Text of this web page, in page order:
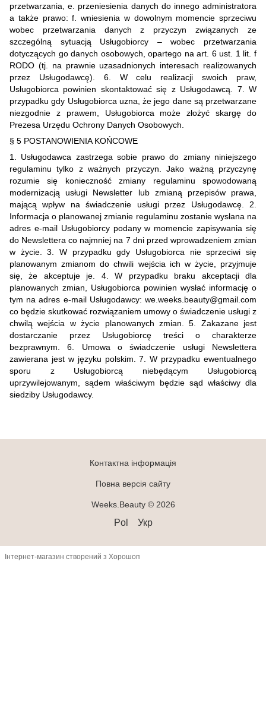
przetwarzania, e. przeniesienia danych do innego administratora
a także prawo: f. wniesienia w dowolnym momencie sprzeciwu
wobec przetwarzania danych z przyczyn związanych ze
szczególną sytuacją Usługobiorcy – wobec przetwarzania
dotyczących go danych osobowych, opartego na art. 6 ust. 1 lit. f
RODO (tj. na prawnie uzasadnionych interesach realizowanych
przez Usługodawcę). 6. W celu realizacji swoich praw,
Usługobiorca powinien skontaktować się z Usługodawcą. 7. W
przypadku gdy Usługobiorca uzna, że jego dane są przetwarzane
niezgodnie z prawem, Usługobiorca może złożyć skargę do
Prezesa Urzędu Ochrony Danych Osobowych.
§ 5 POSTANOWIENIA KOŃCOWE
1. Usługodawca zastrzega sobie prawo do zmiany niniejszego
regulaminu tylko z ważnych przyczyn. Jako ważną przyczynę
rozumie się konieczność zmiany regulaminu spowodowaną
modernizacją usługi Newsletter lub zmianą przepisów prawa,
mającą wpływ na świadczenie usługi przez Usługodawcę. 2.
Informacja o planowanej zmianie regulaminu zostanie wysłana na
adres e-mail Usługobiorcy podany w momencie zapisywania się
do Newslettera co najmniej na 7 dni przed wprowadzeniem zmian
w życie. 3. W przypadku gdy Usługobiorca nie sprzeciwi się
planowanym zmianom do chwili wejścia ich w życie, przyjmuje
się, że akceptuje je. 4. W przypadku braku akceptacji dla
planowanych zmian, Usługobiorca powinien wysłać informację o
tym na adres e-mail Usługodawcy: we.weeks.beauty@gmail.com
co będzie skutkować rozwiązaniem umowy o świadczenie usługi z
chwilą wejścia w życie planowanych zmian. 5. Zakazane jest
dostarczanie przez Usługobiorcę treści o charakterze
bezprawnym. 6. Umowa o świadczenie usługi Newslettera
zawierana jest w języku polskim. 7. W przypadku ewentualnego
sporu z Usługobiorcą niebędącym Usługobiorcą
uprzywilejowanym, sądem właściwym będzie sąd właściwy dla
siedziby Usługodawcy.
Контактна інформація
Повна версія сайту
Weeks.Beauty © 2026
Pol Укр
Інтернет-магазин створений з Хорошоп